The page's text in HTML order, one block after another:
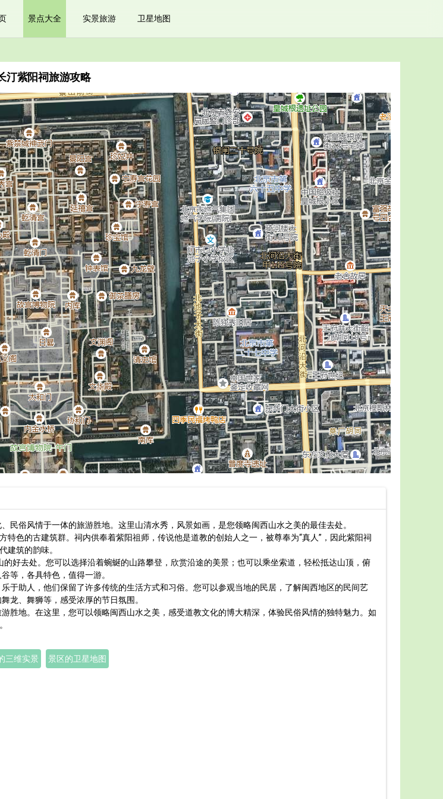
景点大全 实景旅游 卫星地图
汀紫阳祠旅游攻略
俗风情于一体的旅游胜地。这里山清水秀，风景如画，是您领略闽西山水之美的最佳去处。
色的古建筑群。祠内供奉着紫阳祖师，传说他是道教的创始人之一，被尊奉为“真人”，因此紫阳祠
建筑的韵味。
好去处。您可以选择沿着蜿蜒的山路攀登，欣赏沿途的美景；也可以乘坐索道，轻松抵达山顶，俯
等，各具特色，值得一游。
于助人，他们保留了许多传统的生活方式和习俗。您可以参观当地的民居，了解闽西地区的民间艺
龙、舞狮等，感受浓厚的节日氛围。
胜地。在这里，您可以领略闽西山水之美，感受道教文化的博大精深，体验民俗风情的独特魅力。如
三维实景 景区的卫星地图